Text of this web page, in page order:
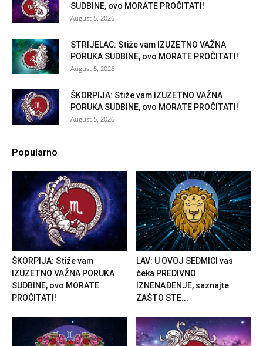
SUDBINE, ovo MORATE PROČITATI!
August 5, 2026
STRIJELAC: Stiže vam IZUZETNO VAŽNA
PORUKA SUDBINE, ovo MORATE PROČITATI!
August 5, 2026
ŠKORPIJA: Stiže vam IZUZETNO VAŽNA
PORUKA SUDBINE, ovo MORATE PROČITATI!
August 5, 2026
Popularno
ŠKORPIJA: Stiže vam
IZUZETNO VAŽNA PORUKA
SUDBINE, ovo MORATE
PROČITATI!
LAV: U OVOJ SEDMICI vas
čeka PREDIVNO
IZNENAĐENJE, saznajte
ZAŠTO STE...